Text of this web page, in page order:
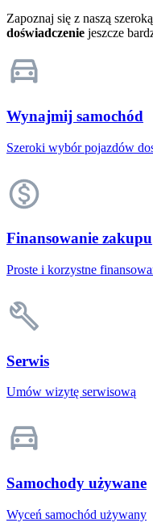
Zapoznaj się z naszą
doświadczenie jeszcze
Wynajmij samochód
Szeroki wybór pojazdów
Finansowanie zakupu
Proste i korzystne
Serwis
Umów wizytę serwisową
Samochody używane
Wyceń samochód używany